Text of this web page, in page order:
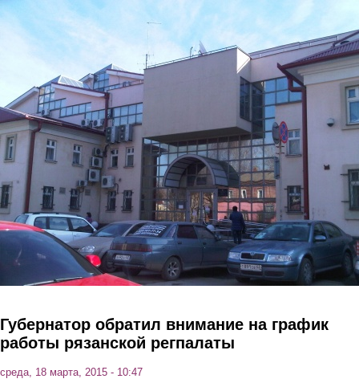
Перейти к основному содержанию
Губернатор обратил внимание на график
работы рязанской регпалаты
среда, 18 марта, 2015 - 10:47